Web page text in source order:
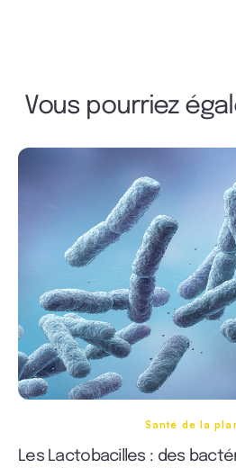
Vous pourriez
Santé de la
Les Lactobacilles : des